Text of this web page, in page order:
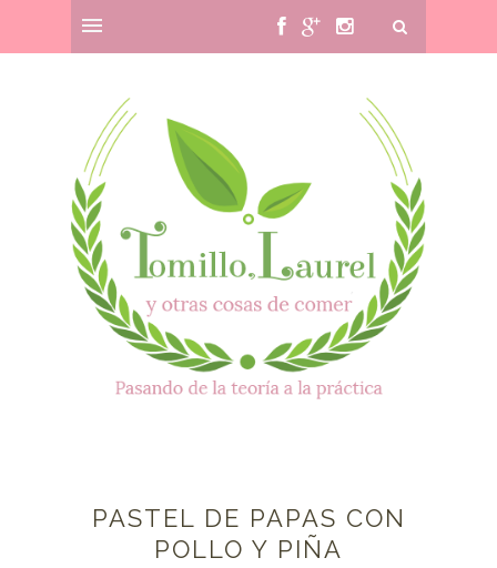
PASTEL DE PAPAS CON
POLLO Y PIÑA